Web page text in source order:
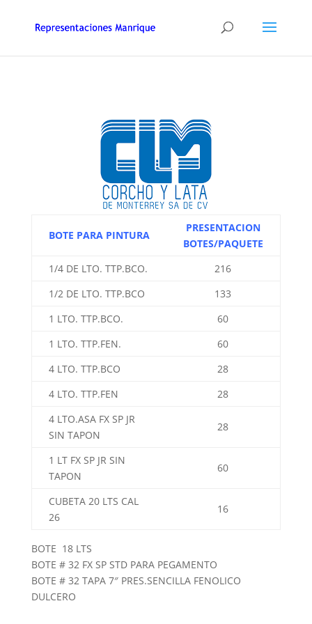
BOTE PARA PINTURA
PRESENTACION
BOTES/PAQUETE
1/4 DE LTO. TTP.BCO.
216
1/2 DE LTO. TTP.BCO
133
1 LTO. TTP.BCO.
60
1 LTO. TTP.FEN.
60
4 LTO. TTP.BCO
28
4 LTO. TTP.FEN
28
4 LTO.ASA FX SP JR
SIN TAPON
28
1 LT FX SP JR SIN
TAPON
60
CUBETA 20 LTS CAL
26
16
BOTE 18 LTS
BOTE # 32 FX SP STD PARA PEGAMENTO
BOTE # 32 TAPA 7″ PRES.SENCILLA FENOLICO
DULCERO